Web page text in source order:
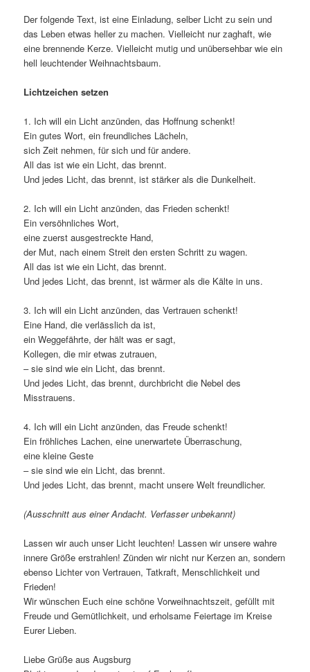
Der folgende Text, ist eine Einladung, selber Licht zu sein und
das Leben etwas heller zu machen. Vielleicht nur zaghaft, wie
eine brennende Kerze. Vielleicht mutig und unübersehbar wie ein
hell leuchtender Weihnachtsbaum.
Lichtzeichen setzen
1. Ich will ein Licht anzünden, das Hoffnung schenkt!
Ein gutes Wort, ein freundliches Lächeln,
sich Zeit nehmen, für sich und für andere.
All das ist wie ein Licht, das brennt.
Und jedes Licht, das brennt, ist stärker als die Dunkelheit.
2. Ich will ein Licht anzünden, das Frieden schenkt!
Ein versöhnliches Wort,
eine zuerst ausgestreckte Hand,
der Mut, nach einem Streit den ersten Schritt zu wagen.
All das ist wie ein Licht, das brennt.
Und jedes Licht, das brennt, ist wärmer als die Kälte in uns.
3. Ich will ein Licht anzünden, das Vertrauen schenkt!
Eine Hand, die verlässlich da ist,
ein Weggefährte, der hält was er sagt,
Kollegen, die mir etwas zutrauen,
– sie sind wie ein Licht, das brennt.
Und jedes Licht, das brennt, durchbricht die Nebel des
Misstrauens.
4. Ich will ein Licht anzünden, das Freude schenkt!
Ein fröhliches Lachen, eine unerwartete Überraschung,
eine kleine Geste
– sie sind wie ein Licht, das brennt.
Und jedes Licht, das brennt, macht unsere Welt freundlicher.
(Ausschnitt aus einer Andacht. Verfasser unbekannt)
Lassen wir auch unser Licht leuchten! Lassen wir unsere wahre
innere Größe erstrahlen! Zünden wir nicht nur Kerzen an, sondern
ebenso Lichter von Vertrauen, Tatkraft, Menschlichkeit und
Frieden!
Wir wünschen Euch eine schöne Vorweihnachtszeit, gefüllt mit
Freude und Gemütlichkeit, und erholsame Feiertage im Kreise
Eurer Lieben.
Liebe Grüße aus Augsburg